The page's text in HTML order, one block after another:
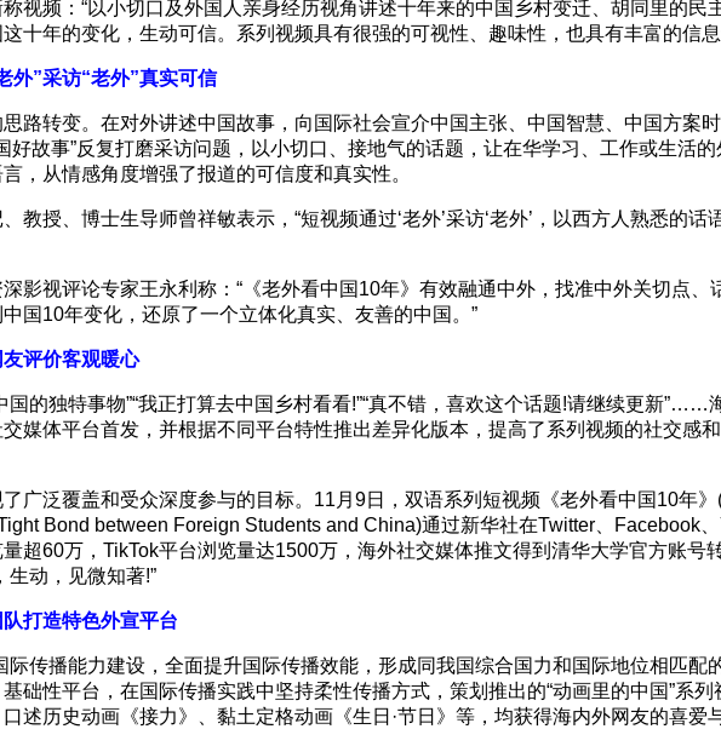
视频：“以小切口及外国人亲身经历视角讲述十年来的中国乡村变迁、胡同里的
十年的变化，生动可信。系列视频具有很强的可视性、趣味性，也具有丰富的信
外”采访“老外”真实可信
路转变。在对外讲述中国故事，向国际社会宣介中国主张、中国智慧、中国方案
好故事”反复打磨采访问题，以小切口、接地气的话题，让在华学习、工作或生活
，从情感角度增强了报道的可信度和真实性。
教授、博士生导师曾祥敏表示，“短视频通过‘老外’采访‘老外’，以西方人熟悉的
影视评论专家王永利称：“《老外看中国10年》有效融通中外，找准中外关切点
国10年变化，还原了一个立体化真实、友善的中国。”
评价客观暖心
国的独特事物”“我正打算去中国乡村看看!”“真不错，喜欢这个话题!请继续更新
媒体平台首发，并根据不同平台特性推出差异化版本，提高了系列视频的社交感
广泛覆盖和受众深度参与的目标。11月9日，双语系列短视频《老外看中国10年
Bond between Foreign Students and China)通过新华社在Twitter、Facebook
超60万，TikTok平台浏览量达1500万，海外社交媒体推文得到清华大学官方账
生动，见微知著!”
打造特色外宣平台
际传播能力建设，全面提升国际传播效能，形成同我国综合国力和国际地位相匹配
础性平台，在国际传播实践中坚持柔性传播方式，策划推出的“动画里的中国”系
述历史动画《接力》、黏土定格动画《生日·节日》等，均获得海内外网友的喜